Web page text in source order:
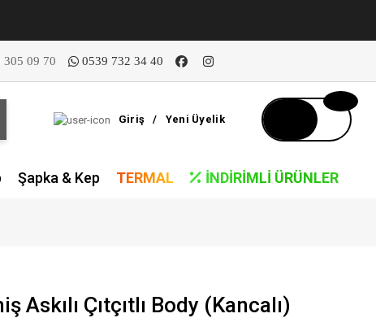
305 09 70 0539 732 34 40
Giriş / Yeni Üyelik
Şapka & Kep TERMAL İNDIRIMLI ÜRÜNLER
Askılı Çıtçıtlı Body (Kancalı)